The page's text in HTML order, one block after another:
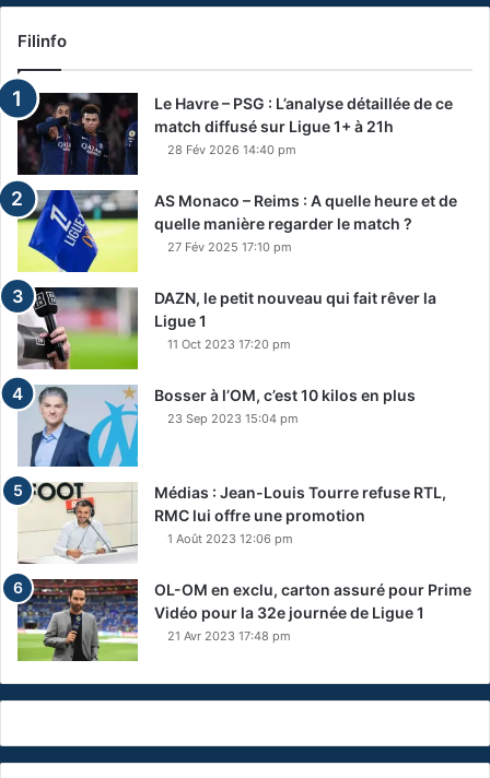
Filinfo
Le Havre – PSG : L’analyse détaillée de ce
match diffusé sur Ligue 1+ à 21h
28 Fév 2026 14:40 pm
AS Monaco – Reims : A quelle heure et de
quelle manière regarder le match ?
27 Fév 2025 17:10 pm
DAZN, le petit nouveau qui fait rêver la
Ligue 1
11 Oct 2023 17:20 pm
Bosser à l’OM, c’est 10 kilos en plus
23 Sep 2023 15:04 pm
Médias : Jean-Louis Tourre refuse RTL,
RMC lui offre une promotion
1 Août 2023 12:06 pm
OL-OM en exclu, carton assuré pour Prime
Vidéo pour la 32e journée de Ligue 1
21 Avr 2023 17:48 pm